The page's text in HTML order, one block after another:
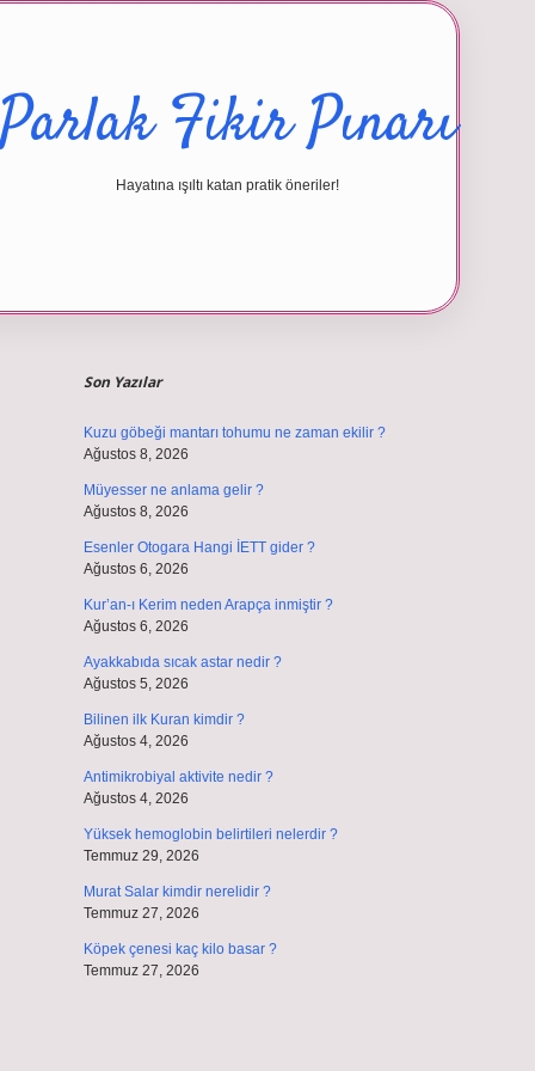
Parlak Fikir Pınarı
Hayatına ışıltı katan pratik öneriler!
Son Yazılar
Kuzu göbeği mantarı tohumu ne zaman ekilir ?
Ağustos 8, 2026
Müyesser ne anlama gelir ?
Ağustos 8, 2026
Esenler Otogara Hangi İETT gider ?
Ağustos 6, 2026
Kur’an-ı Kerim neden Arapça inmiştir ?
Ağustos 6, 2026
Ayakkabıda sıcak astar nedir ?
Ağustos 5, 2026
Bilinen ilk Kuran kimdir ?
Ağustos 4, 2026
Antimikrobiyal aktivite nedir ?
Ağustos 4, 2026
Yüksek hemoglobin belirtileri nelerdir ?
Temmuz 29, 2026
Murat Salar kimdir nerelidir ?
Temmuz 27, 2026
Köpek çenesi kaç kilo basar ?
Temmuz 27, 2026